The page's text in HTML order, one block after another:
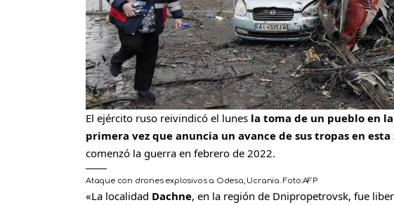
El ejército ruso reivindicó el lunes la toma de un pueblo en
primera vez que anuncia un avance de sus tropas en esta
comenzó la guerra en febrero de 2022.
Ataque con drones explosivos a Odesa, Ucrania.Foto:AFP
«La localidad Dachne, en la región de Dnipropetrovsk, fue